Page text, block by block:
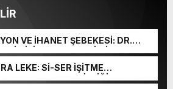
VE İHANET ŞEBEKESİ: DR.
İŞİTME MERKEZİ’NİN SGK
LEKE: Sİ-SER İŞİTME
UMUT TACİRLİĞİ